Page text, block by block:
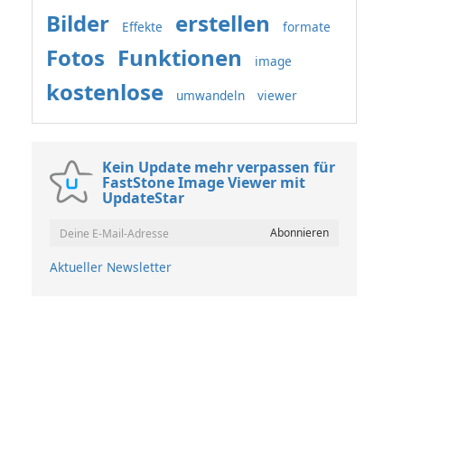
Bilder Effekte erstellen formate
Fotos Funktionen image
kostenlose umwandeln viewer
Kein Update mehr verpassen für
FastStone Image Viewer mit
UpdateStar
Aktueller Newsletter